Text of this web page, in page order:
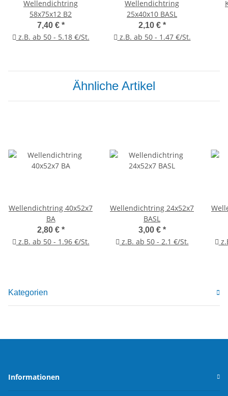
Wellendichtring
58x75x12 B2
7,40 € *
z.B. ab 50 - 5.18 €/St.
Wellendichtring
25x40x10 BASL
2,10 € *
z.B. ab 50 - 1.47 €/St.
Ähnliche Artikel
Wellendichtring 40x52x7
BA
2,80 € *
z.B. ab 50 - 1.96 €/St.
Wellendichtring 24x52x7
BASL
3,00 € *
z.B. ab 50 - 2.1 €/St.
Kategorien
Informationen